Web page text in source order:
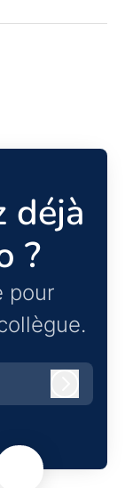
déjà
?
pour